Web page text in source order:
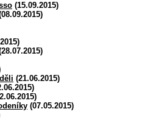
(15.09.2015)
(21.06.2015)
(07.05.2015)